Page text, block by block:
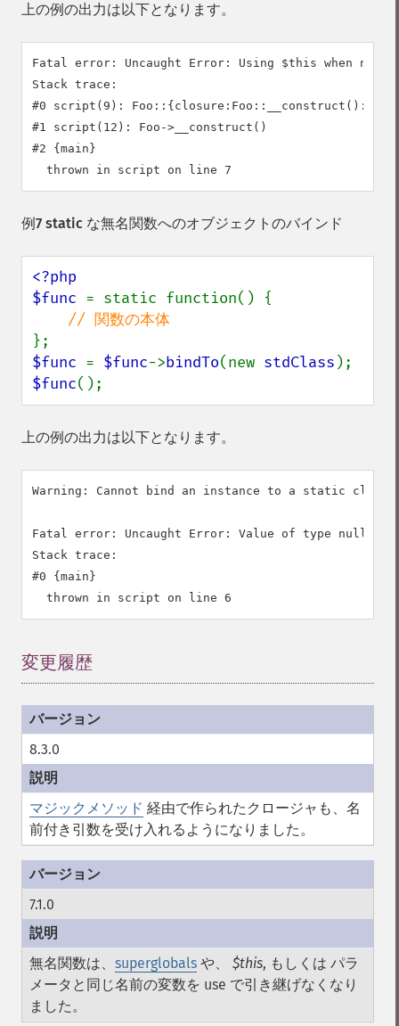
上の例の出力は以下となります。
Fatal error: Uncaught Error: Using $this when
Stack trace:
#0 script(9): Foo::{closure:Foo::__construct():6}()
#1 script(12): Foo->__construct()
#2 {main}
例7 static な無名関数へのオブジェクトのバインド
<?php
$func = static function() {
$func = $func->bindTo(new stdClass
$func();
上の例の出力は以下となります。
Warning: Cannot bind an instance to a static
Fatal error: Uncaught Error: Value of type null
Stack trace:
#0 {main}
変更履歴
8.3.0
マジックメソッド 経由で作られたクロージャも、名
前付き引数を受け入れるようになりました。
7.1.0
無名関数は、 superglobals や、 $this, もしくは パラ
メータと同じ名前の変数を use で引き継げなくなり
ました。